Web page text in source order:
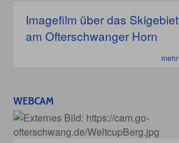
Imagefilm über das Skigebiet
am Ofterschwanger Horn
mehr
WEBCAM